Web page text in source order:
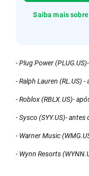
Saiba mais
- Plug Power
- Ralph Lauren (RL.US)
- Roblox (RBLX.US)-
- Sysco (SYY.US)-
- Warner Music
- Wynn Resorts